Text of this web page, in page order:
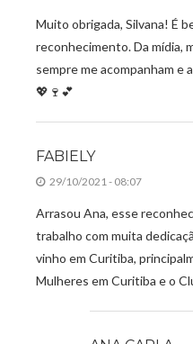
Muito obrigada, Silvana! É
reconhecimento. Da mídia,
sempre me acompanham e
💖🍷💕
FABIELY
29/10/2021 - 08:07
Arrasou Ana, esse
trabalho com muita
vinho em Curitiba,
Mulheres em Curitiba e o